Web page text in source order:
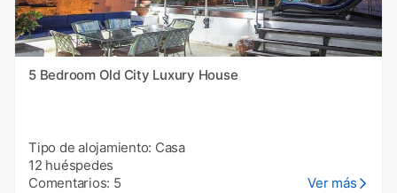
5 Bedroom Old City Luxury House
Tipo de alojamiento: Casa
12 huéspedes
Comentarios: 5
Ver más